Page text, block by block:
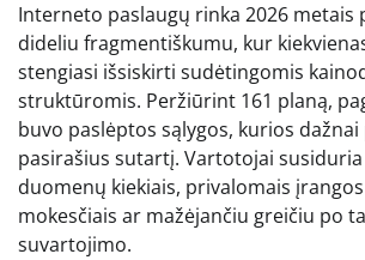
Interneto paslaugų rinka 2026 metais
dideliu fragmentiškumu, kur
stengiasi išsiskirti sudėtingomis
struktūromis. Peržiūrint 161 planą,
buvo paslėptos sąlygos, kurios
pasirašius sutartį. Vartotojai
duomenų kiekiais, privalomais
mokesčiais ar mažėjančiu greičiu po
suvartojimo.